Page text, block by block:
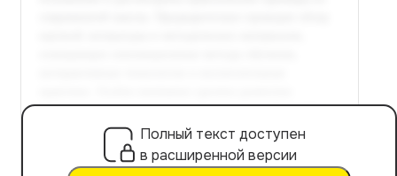
Полный текст доступен
в расширенной версии